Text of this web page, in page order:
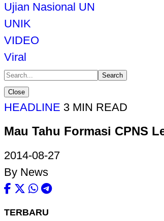
Ujian Nasional UN
UNIK
VIDEO
Viral
Search
Close
HEADLINE 3 MIN READ
Mau Tahu Formasi CPNS
2014-08-27
By News
TERBARU